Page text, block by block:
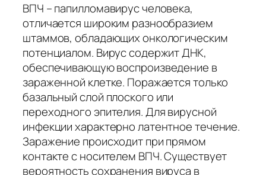
ВПЧ – папилломавирус человека,
отличается широким разнообразием
штаммов, обладающих онкологическим
потенциалом. Вирус содержит ДНК,
обеспечивающую воспроизведение в
зараженной клетке. Поражается только
базальный слой плоского или
переходного эпителия. Для вирусной
инфекции характерно латентное течение.
Заражение происходит при прямом
контакте с носителем ВПЧ. Существует
вероятность сохранения вируса в